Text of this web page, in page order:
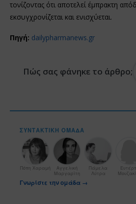
τονίζοντας ότι αποτελεί έμπρακτη
εκσυγχρονίζεται και ενισχύεται.
Πηγή: dailypharmanews.gr
Πώς σας φάνηκε το άρθρο;
ΣΥΝΤΑΚΤΙΚΉ ΟΜΆΔΑ
Πόπη Χαραμή
Αγγελική
Μαργαρίτη
Πάμελα
Λύτρα
Γνωρίστε την ομάδα →